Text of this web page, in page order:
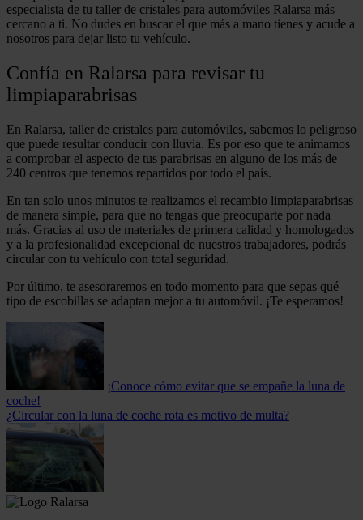
especialista de tu taller de cristales para automóviles Ralarsa más
cercano a ti. No dudes en buscar el que más a mano tienes y acude a
nosotros para dejar listo tu vehículo.
Confía en Ralarsa para revisar tu
limpiaparabrisas
En Ralarsa, taller de cristales para automóviles, sabemos lo peligroso
que puede resultar conducir con lluvia. Es por eso que te animamos
a comprobar el aspecto de tus parabrisas en alguno de los más de
240 centros que tenemos repartidos por todo el país.
En tan solo unos minutos te realizamos el recambio limpiaparabrisas
de manera simple, para que no tengas que preocuparte por nada
más. Gracias al uso de materiales de primera calidad y homologados
y a la profesionalidad excepcional de nuestros trabajadores, podrás
circular con tu vehículo con total seguridad.
Por último, te asesoraremos en todo momento para que sepas qué
tipo de escobillas se adaptan mejor a tu automóvil. ¡Te esperamos!
¡Conoce cómo evitar que se empañe la luna de
coche!
¿Circular con la luna de coche rota es motivo de multa?